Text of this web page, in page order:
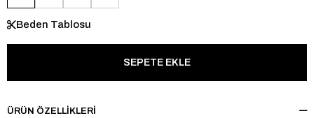
Beden Tablosu
ÜRÜN ÖZELLIKLERI